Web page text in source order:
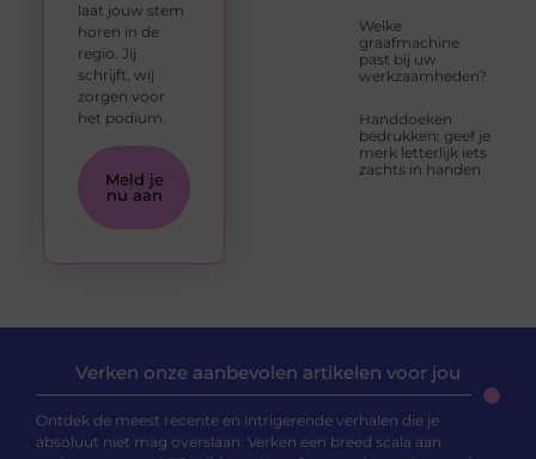
Welke
graafmachine
past bij uw
werkzaamheden?
Handdoeken
bedrukken: geef je
merk letterlijk iets
zachts in handen
laat jouw stem
horen in de
regio. Jij
schrijft, wij
zorgen voor
het podium.
Meld je
nu aan
Verken onze aanbevolen artikelen voor jou
Ontdek de meest recente en intrigerende verhalen die je
absoluut niet mag overslaan. Verken een breed scala aan